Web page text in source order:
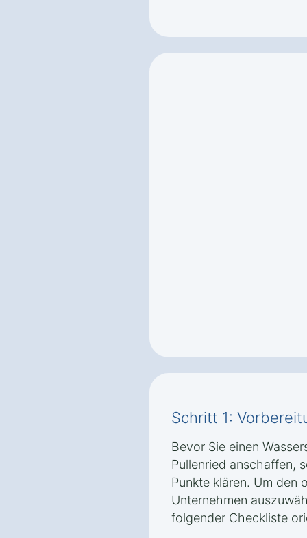
Schritt 1:
Bevor Sie einen
Pullenried anschaffen,
Punkte klären. Um den
Unternehmen
folgender Checkliste